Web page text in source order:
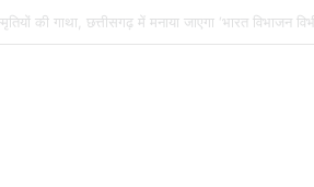
शिव महापुराण में सम्मिलित हुए राजेश्री महन्त रामसुंदर दास